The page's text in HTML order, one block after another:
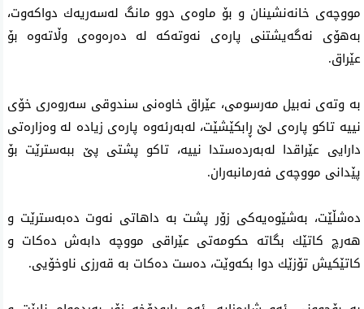
مووچەی خانەنشینان و بۆ ماوەی دوو مانگ لەسەریەك دواكەوت،
بەهۆی نەگەیشتنی پارەی نەوتەكە لە دەرەوەی وڵاتەوە بۆ
عێراق.
بە وتەی نەبیل مەرسومی، عێراق خاوەنی سندوقی سەروەری خۆی
نییە تاكو پارەی لێ‌ ڕابكێشێت، لەبەرئەوە پارەی زیادە لە وەزارەتی
دارایی عێراقدا لەبەردەستدا نییە، تاكو پشتی پێ‌ ببەسترێت بۆ
پێدانی مووچەی فەرمانبەران.
دەشڵێت، بەشێوەیەكی زۆر پشت بە داهاتى نەوت دەبەسترێت و
هەرچ كاتێك بگاته حكومەتى عێراقی مووچە دابەش دەكات و
كاتێكیش تۆزێك دوا بكەوێت، دەست دەكات بە قەرزی ناوخۆیی.